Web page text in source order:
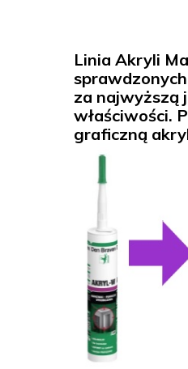
Linia Akryli
za najwyższą
właściwości.
graficzną